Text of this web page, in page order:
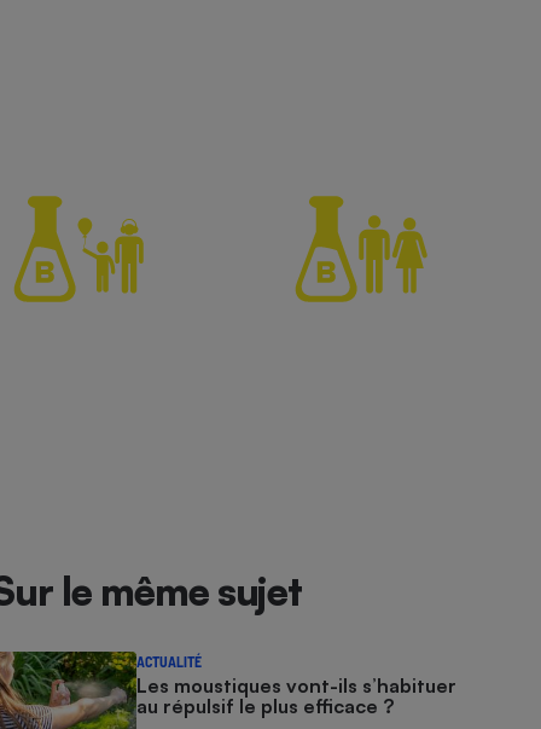
le même sujet
ACTUALITÉ
Les moustiques vont-ils s’habituer
au répulsif le plus efficace ?